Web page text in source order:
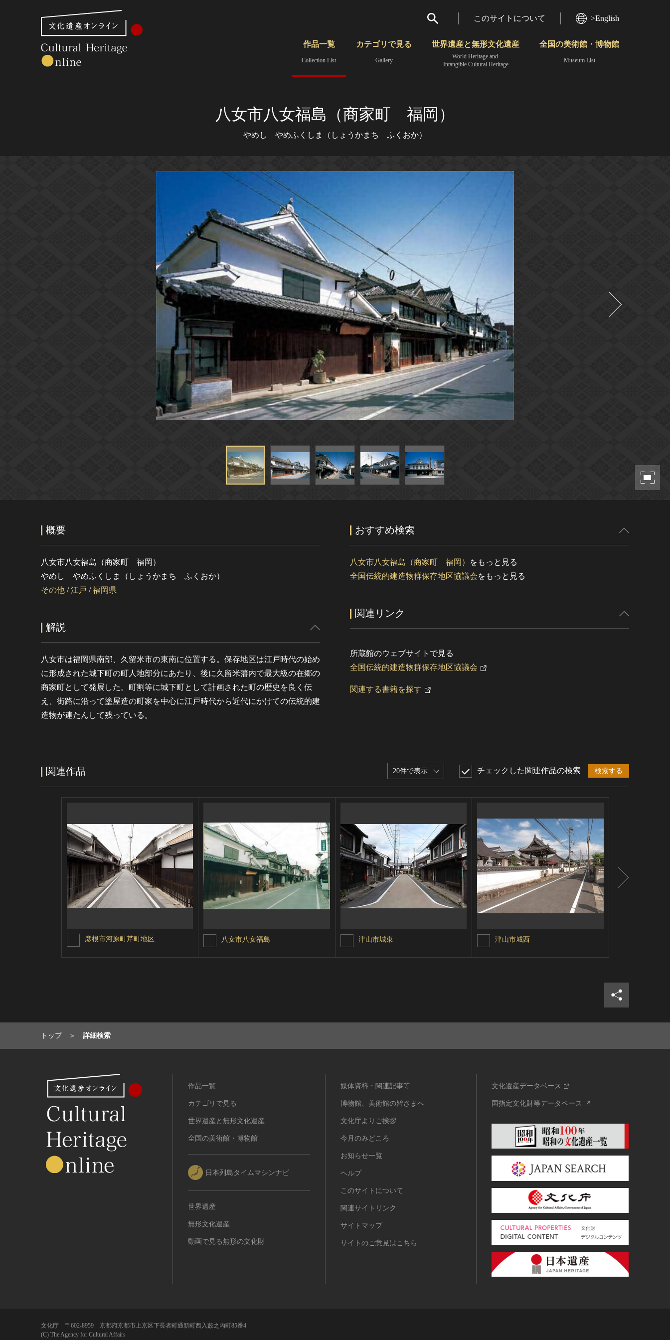
さらに詳細検索
このサイトについて >English
作品一覧
Collection List
カテゴリで見る
Gallery
世界遺産と無形文化遺産
World Heritage and
Intangible Cultural Heritage
全国の美術館・博物館
Museum List
八女市八女福島（商家町 福岡）
やめし やめふくしま（しょうかまち ふくおか）
概要
八女市八女福島（商家町 福岡）
やめし やめふくしま（しょうかまち ふくおか）
その他 /江戸 /福岡県
解説
八女市は福岡県南部、久留米市の東南に位置する。保存地区は江戸時代の始め
に形成された城下町の町人地部分にあたり、後に久留米藩内で最大級の在郷の
商家町として発展した。町割等に城下町として計画された町の歴史を良く伝
え、街路に沿って塗屋造の町家を中心に江戸時代から近代にかけての伝統的建
造物が連たんして残っている。
おすすめ検索
八女市八女福島（商家町 福岡）
をもっと見る
全国伝統的建造物群保存地区協議会をもっと見る
関連リンク
所蔵館のウェブサイトで見る
全国伝統的建造物群保存地区協議会
関連する書籍を探す
関連作品 20件で表示 チェックした関連作品の検索 検索する
彦根市河原町芹町地区 八女市八女福島 津山市城東 津山市城西
トップ 詳細検索
作品一覧
カテゴリで見る
世界遺産と無形文化遺産
全国の美術館・博物館
日本列島タイムマシンナビ
世界遺産
無形文化遺産
動画で見る無形の文化財
媒体資料・関連記事等
博物館、美術館の皆さまへ
文化庁よりご挨拶
今月のみどころ
お知らせ一覧
ヘルプ
このサイトについて
関連サイトリンク
サイトマップ
サイトのご意見はこちら
文化遺産データベース
国指定文化財等データベース
文化庁 〒602-8959 京都府京都市上京区下長者町通新町西入藪之内町85番4
(C) The Agency for Cultural Affairs